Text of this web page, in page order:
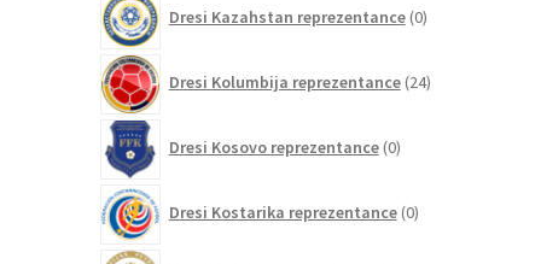
Dresi Kazahstan reprezentance 0izdelkov
Dresi Kolumbija reprezentance 24izdelkov
Dresi Kosovo reprezentance 0izdelkov
Dresi Kostarika reprezentance 0izdelkov